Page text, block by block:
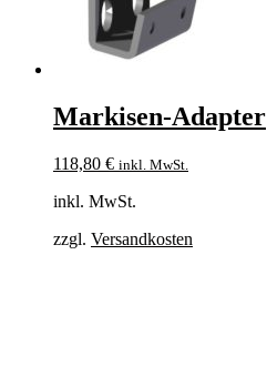
Markisen-Adapter
118,80 € inkl. MwSt.
inkl. MwSt.
zzgl. Versandkosten